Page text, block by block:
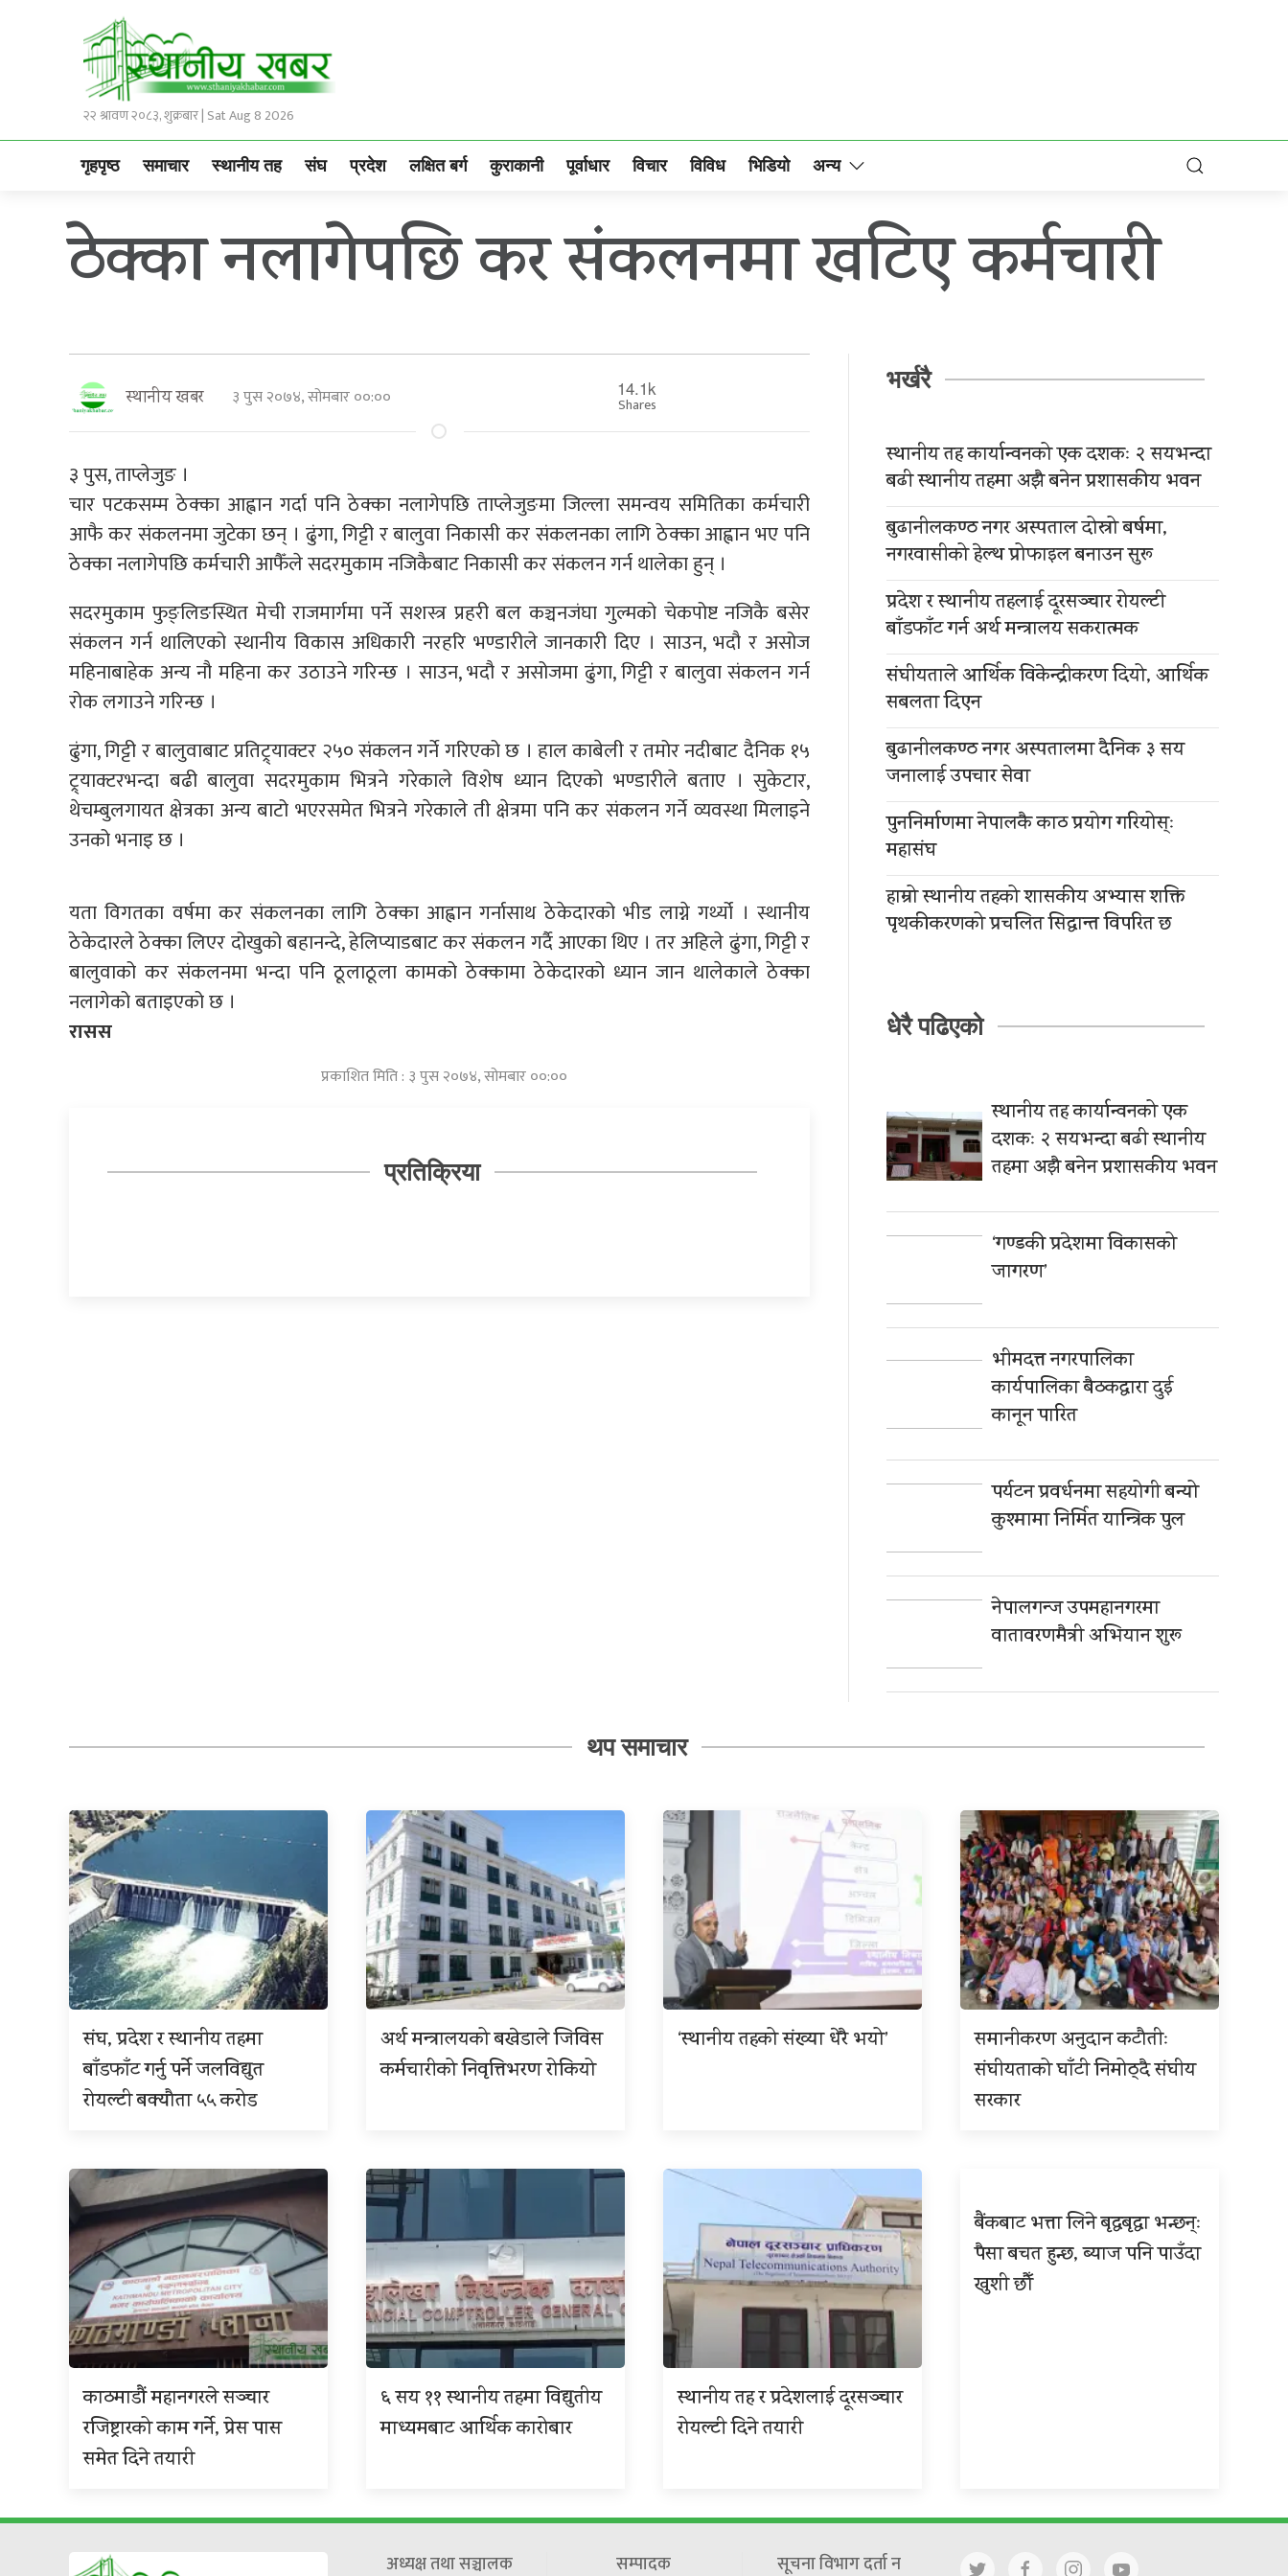
२२ श्रावण २०८३, शुक्रबार | Sat Aug 8 2026
गृहपृष्ठ समाचार स्थानीय तह संघ प्रदेश लक्षित बर्ग कुराकानी पूर्वाधार विचार विविध भिडियो अन्य
ठेक्का नलागेपछि कर संकलनमा खटिए कर्मचारी
स्थानीय खबर ३ पुस २०७४, सोमबार ००:०० 14.1k
Shares
३ पुस, ताप्लेजुङ ।
चार पटकसम्म ठेक्का आह्वान गर्दा पनि ठेक्का नलागेपछि ताप्लेजुङमा जिल्ला समन्वय समितिका कर्मचारी
आफै कर संकलनमा जुटेका छन् । ढुंगा, गिट्टी र बालुवा निकासी कर संकलनका लागि ठेक्का आह्वान भए पनि
ठेक्का नलागेपछि कर्मचारी आफैँले सदरमुकाम नजिकैबाट निकासी कर संकलन गर्न थालेका हुन् ।
सदरमुकाम फुङ्लिङस्थित मेची राजमार्गमा पर्ने सशस्त्र प्रहरी बल कञ्चनजंघा गुल्मको चेकपोष्ट नजिकै बसेर
संकलन गर्न थालिएको स्थानीय विकास अधिकारी नरहरि भण्डारीले जानकारी दिए । साउन, भदौ र असोज
महिनाबाहेक अन्य नौ महिना कर उठाउने गरिन्छ । साउन, भदौ र असोजमा ढुंगा, गिट्टी र बालुवा संकलन गर्न
रोक लगाउने गरिन्छ ।
ढुंगा, गिट्टी र बालुवाबाट प्रतिट्र्याक्टर २५० संकलन गर्ने गरिएको छ । हाल काबेली र तमोर नदीबाट दैनिक १५
ट्र्याक्टरभन्दा बढी बालुवा सदरमुकाम भित्रने गरेकाले विशेष ध्यान दिएको भण्डारीले बताए । सुकेटार,
थेचम्बुलगायत क्षेत्रका अन्य बाटो भएरसमेत भित्रने गरेकाले ती क्षेत्रमा पनि कर संकलन गर्ने व्यवस्था मिलाइने
उनको भनाइ छ ।
यता विगतका वर्षमा कर संकलनका लागि ठेक्का आह्वान गर्नासाथ ठेकेदारको भीड लाग्ने गर्थ्यो । स्थानीय
ठेकेदारले ठेक्का लिएर दोखुको बहानन्दे, हेलिप्याडबाट कर संकलन गर्दै आएका थिए । तर अहिले ढुंगा, गिट्टी र
बालुवाको कर संकलनमा भन्दा पनि ठूलाठूला कामको ठेक्कामा ठेकेदारको ध्यान जान थालेकाले ठेक्का
नलागेको बताइएको छ ।
रासस
प्रकाशित मिति : ३ पुस २०७४, सोमबार ००:००
प्रतिक्रिया
भर्खरै
स्थानीय तह कार्यान्वनको एक दशकः २ सयभन्दा
बढी स्थानीय तहमा अझै बनेन प्रशासकीय भवन
बुढानीलकण्ठ नगर अस्पताल दोस्रो बर्षमा,
नगरवासीको हेल्थ प्रोफाइल बनाउन सुरू
प्रदेश र स्थानीय तहलाई दूरसञ्चार रोयल्टी
बाँडफाँट गर्न अर्थ मन्त्रालय सकरात्मक
संघीयताले आर्थिक विकेन्द्रीकरण दियो, आर्थिक
सबलता दिएन
बुढानीलकण्ठ नगर अस्पतालमा दैनिक ३ सय
जनालाई उपचार सेवा
पुननिर्माणमा नेपालकै काठ प्रयोग गरियोस्ः
महासंघ
हाम्रो स्थानीय तहको शासकीय अभ्यास शक्ति
पृथकीकरणको प्रचलित सिद्धान्त विपरित छ
धेरै पढिएको
स्थानीय तह कार्यान्वनको एक
दशकः २ सयभन्दा बढी स्थानीय
तहमा अझै बनेन प्रशासकीय भवन
‘गण्डकी प्रदेशमा विकासको
जागरण’
भीमदत्त नगरपालिका
कार्यपालिका बैठकद्वारा दुई
कानून पारित
पर्यटन प्रवर्धनमा सहयोगी बन्यो
कुश्मामा निर्मित यान्त्रिक पुल
नेपालगन्ज उपमहानगरमा
वातावरणमैत्री अभियान शुरू
थप समाचार
संघ, प्रदेश र स्थानीय तहमा
बाँडफाँट गर्नु पर्ने जलविद्युत
रोयल्टी बक्यौता ५५ करोड
अर्थ मन्त्रालयको बखेडाले जिविस
कर्मचारीको निवृत्तिभरण रोकियो
‘स्थानीय तहको संख्या धेरै भयो’
समानीकरण अनुदान कटौतीः
संघीयताको घाँटी निमोठ्दै संघीय
सरकार
काठमाडौं महानगरले सञ्चार
रजिष्ट्रारको काम गर्ने, प्रेस पास
समेत दिने तयारी
६ सय ११ स्थानीय तहमा विद्युतीय
माध्यमबाट आर्थिक कारोबार
स्थानीय तह र प्रदेशलाई दूरसञ्चार
रोयल्टी दिने तयारी
बैंकबाट भत्ता लिने बृद्धबृद्धा भन्छन्ः
पैसा बचत हुन्छ, ब्याज पनि पाउँदा
खुशी छौँ
अध्यक्ष तथा सञ्चालक सम्पादक सूचना विभाग दर्ता न